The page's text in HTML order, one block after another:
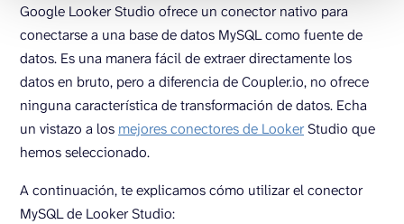
Google Looker Studio ofrece un conector nativo para
conectarse a una base de datos MySQL como fuente de
datos. Es una manera fácil de extraer directamente los
datos en bruto, pero a diferencia de Coupler.io, no ofrece
ninguna característica de transformación de datos. Echa
un vistazo a los mejores conectores de LookerStudio que
hemos seleccionado.
A continuación, te explicamos cómo utilizar el conector
MySQL de Looker Studio: